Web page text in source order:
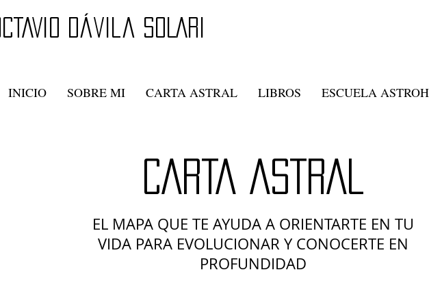
oCTAVIO DÁvila SOLARI
INICIO SOBRE MI CARTA ASTRAL LIBROS ESCUELA
CARTA ASTRAL
EL MAPA QUE TE AYUDA A ORIENTARTE EN TU
VIDA PARA EVOLUCIONAR Y CONOCERTE EN
PROFUNDIDAD